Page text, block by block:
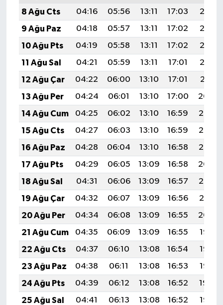
8 Ağu Cts
04:16 05:56 13:11 17:03
20:16
9 Ağu Paz
04:18 05:57 13:11 17:02
20:15
10 Ağu Pts
04:19 05:58 13:11 17:02
20:13
11 Ağu Sal
04:21 05:59 13:11 17:01
20:12
12 Ağu Çar
04:22 06:00 13:10 17:01
20:11
13 Ağu Per
04:24 06:01 13:10 17:00
20:09
14 Ağu Cum
04:25 06:02 13:10 16:59
20:08
15 Ağu Cts
04:27 06:03 13:10 16:59
20:07
16 Ağu Paz
04:28 06:04 13:10 16:58
20:05
17 Ağu Pts
04:29 06:05 13:09 16:58
20:04
18 Ağu Sal
04:31 06:06 13:09 16:57
20:02
19 Ağu Çar
04:32 06:07 13:09 16:56
20:01
20 Ağu Per
04:34 06:08 13:09 16:55
20:00
21 Ağu Cum
04:35 06:09 13:09 16:55
19:58
22 Ağu Cts
04:37 06:10 13:08 16:54
19:57
23 Ağu Paz
04:38 06:11 13:08 16:53
19:55
24 Ağu Pts
04:39 06:12 13:08 16:52
19:54
25 Ağu Sal
04:41 06:13 13:08 16:52 19:52